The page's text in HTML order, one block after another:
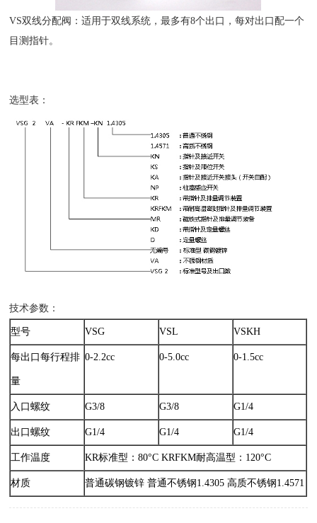
VS双线分配阀：适用于双线系统，最多有8个出口，每对出口配一个
目测指针。
选型表：
技术参数：
型号 VSG VSL VSKH
每出口每行程排
量
0-2.2cc 0-5.0cc 0-1.5cc
入口螺纹 G3/8 G3/8 G1/4
出口螺纹 G1/4 G1/4 G1/4
工作温度 KR标准型：80°C KRFKM耐高温型：120°C
材质 普通碳钢镀锌 普通不锈钢1.4305 高质不锈钢1.4571